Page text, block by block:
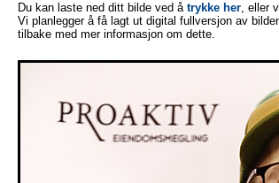
Du kan laste ned ditt bilde ved å trykke her, eller
Vi planlegger å få lagt ut digital fullversjon av
tilbake med mer informasjon om dette.